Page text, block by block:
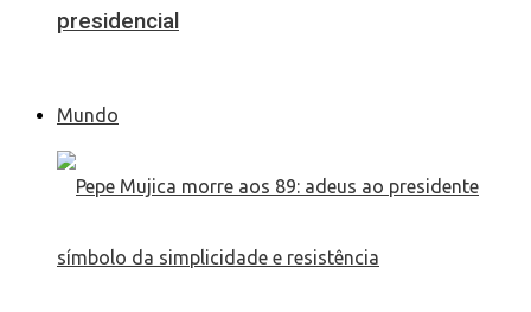
presidencial
Mundo